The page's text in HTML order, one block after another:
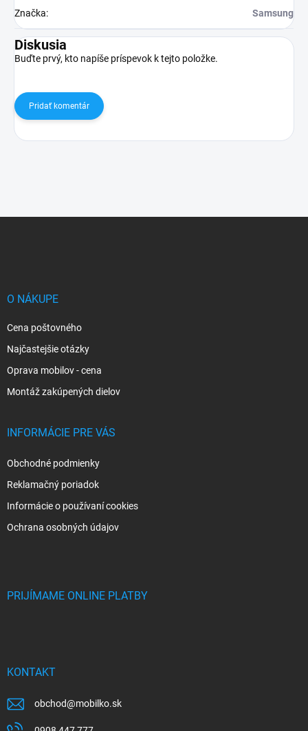
Značka: Samsung
Diskusia
Buďte prvý, kto napíše príspevok k tejto položke.
Pridať komentár
O NÁKUPE
Cena poštovného
Najčastejšie otázky
Oprava mobilov - cena
Montáž zakúpených dielov
INFORMÁCIE PRE VÁS
Obchodné podmienky
Reklamačný poriadok
Informácie o používaní cookies
Ochrana osobných údajov
PRIJÍMAME ONLINE PLATBY
KONTAKT
obchod@mobilko.sk